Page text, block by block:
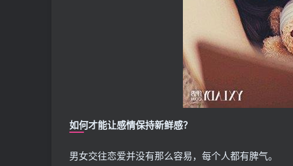
如何才能让感情保持新鲜感？
男女交往恋爱并没有那么容易，每个人都有脾气。